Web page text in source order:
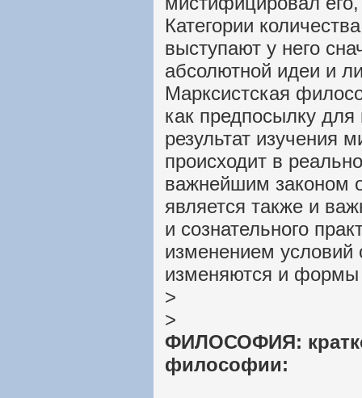
Категории
выступают у него
абсолютной идеи и
Марксистская
как предпосылку
результат изучения
происходит в
важнейшим законом
является также и
и сознательного
изменением условий
изменяются и формы
>
>
ФИЛОСОФИЯ:
философии: